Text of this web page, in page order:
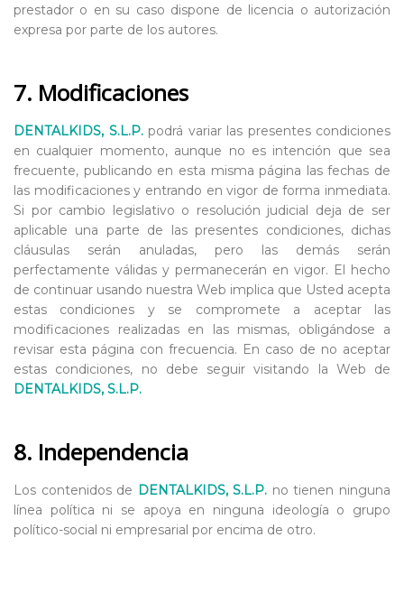
prestador o en su caso dispone de licencia o autorización
expresa por parte de los autores.
7. Modificaciones
DENTALKIDS, S.L.P.podrá variar las presentes condiciones
en cualquier momento, aunque no es intención que sea
frecuente, publicando en esta misma página las fechas de
las modificaciones y entrando en vigor de forma inmediata.
Si por cambio legislativo o resolución judicial deja de ser
aplicable una parte de las presentes condiciones, dichas
cláusulas serán anuladas, pero las demás serán
perfectamente válidas y permanecerán en vigor. El hecho
de continuar usando nuestra Web implica que Usted acepta
estas condiciones y se compromete a aceptar las
modificaciones realizadas en las mismas, obligándose a
revisar esta página con frecuencia. En caso de no aceptar
estas condiciones, no debe seguir visitando la Web de
DENTALKIDS, S.L.P.
8. Independencia
Los contenidos de DENTALKIDS, S.L.P. no tienen ninguna
línea política ni se apoya en ninguna ideología o grupo
político-social ni empresarial por encima de otro.